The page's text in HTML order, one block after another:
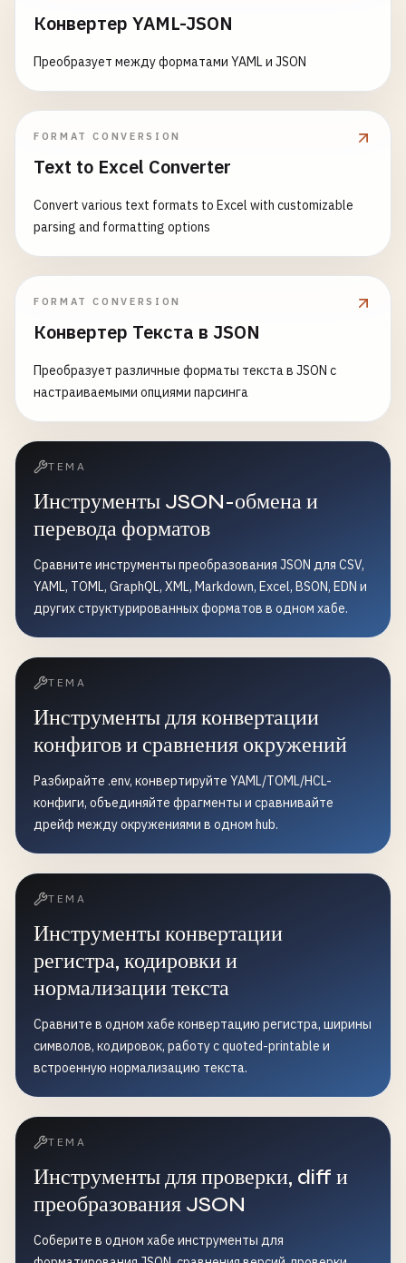
Конвертер YAML-JSON
Преобразует между форматами YAML и JSON
FORMAT CONVERSION
Text to Excel Converter
Convert various text formats to Excel with customizable
parsing and formatting options
FORMAT CONVERSION
Конвертер Текста в JSON
Преобразует различные форматы текста в JSON с
настраиваемыми опциями парсинга
ТЕМА
Инструменты JSON-обмена и
перевода форматов
Сравните инструменты преобразования JSON для CSV,
YAML, TOML, GraphQL, XML, Markdown, Excel, BSON, EDN и
других структурированных форматов в одном хабе.
ТЕМА
Инструменты для конвертации
конфигов и сравнения окружений
Разбирайте .env, конвертируйте YAML/TOML/HCL-
конфиги, объединяйте фрагменты и сравнивайте
дрейф между окружениями в одном hub.
ТЕМА
Инструменты конвертации
регистра, кодировки и
нормализации текста
Сравните в одном хабе конвертацию регистра, ширины
символов, кодировок, работу с quoted-printable и
встроенную нормализацию текста.
ТЕМА
Инструменты для проверки, diff и
преобразования JSON
Соберите в одном хабе инструменты для